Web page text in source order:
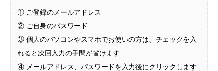
① ご登録のメールアドレス
② ご自身のパスワード
③ 個人のパソコンやスマホでお使いの方は、チェックを入
れると次回入力の手間が省けます
④ メールアドレス、パスワードを入力後にクリックします